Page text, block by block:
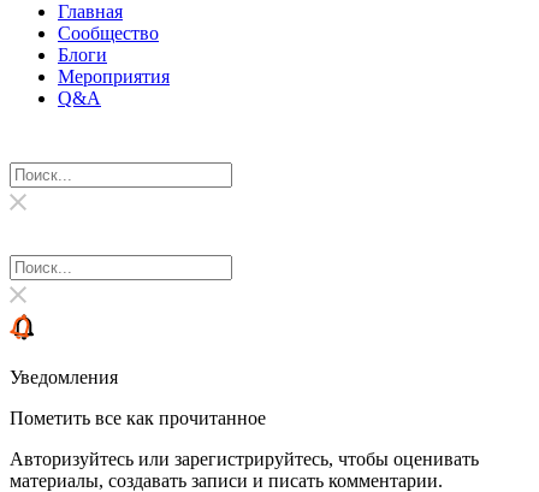
Главная
Сообщество
Блоги
Мероприятия
Q&A
Уведомления
Пометить все как прочитанное
Авторизуйтесь или зарегистрируйтесь, чтобы оценивать
материалы, создавать записи и писать комментарии.